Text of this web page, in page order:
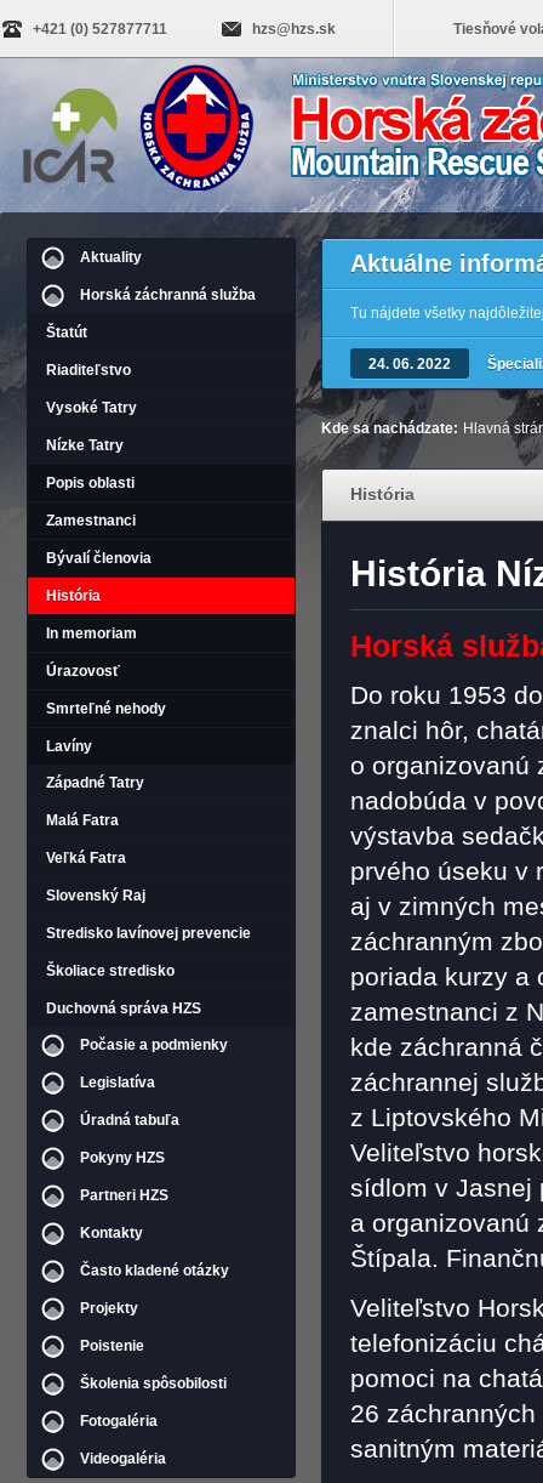
+421 (0) 527877711 hzs@hzs.sk Tiesňové
Aktuality
Horská záchranná služba
Štatút
Riaditeľstvo
Vysoké Tatry
Nízke Tatry
Popis oblasti
Zamestnanci
Bývalí členovia
História
In memoriam
Úrazovosť
Smrteľné nehody
Lavíny
Západné Tatry
Malá Fatra
Veľká Fatra
Slovenský Raj
Stredisko lavínovej prevencie
Školiace stredisko
Duchovná správa HZS
Počasie a podmienky
Legislatíva
Úradná tabuľa
Pokyny HZS
Partneri HZS
Kontakty
Často kladené otázky
Projekty
Poistenie
Školenia spôsobilosti
Fotogaléria
Videogaléria
Aktuálne
Tu nájdete všetky
24. 06. 2022
Kde sa nachádzate: Hlavná
História
História
Horská
Do roku 1953
znalci hôr,
o organizovanú
nadobúda v
výstavba
prvého úseku v
aj v zimných
záchranným
poriada kurzy a
zamestnanci z
kde záchranná
záchrannej
z Liptovského
Veliteľstvo
sídlom v Jasnej
a organizovanú
Štípala.
Veliteľstvo
telefonizáciu
pomoci na
26
sanitným